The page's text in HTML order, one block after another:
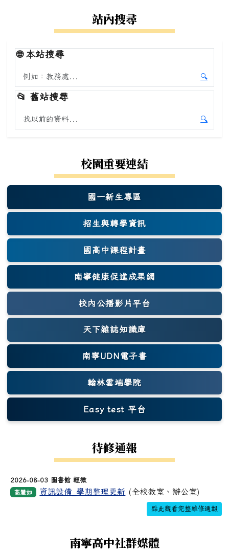
站內搜尋
🌐本站搜尋
搜尋本站內容
🔍
開始本
📂 舊站搜尋
搜尋舊站內容
🔍
開始舊
校園重要連結
國一新生專區
(另開新視窗)
招生與轉學資訊
國高中課程計畫
南寧健康促進成果網
(另開新視窗)
校內公播影片平台
天下雜誌知識庫
(另開新視窗)
南寧UDN電子書
翰林雲端學院
Easy test 平台
(另開新視窗)
待修通報
2026-08-03 圖書館 輕微
高慧如 資訊設備_學期整理更新 (全校教室、辦公室)
點此觀看完整維修通報
南寧高中社群媒體